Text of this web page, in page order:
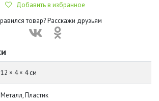
Добавить в избранное
товар? Расскажи друзьям
12 × 4 × 4 см
Металл, Пластик